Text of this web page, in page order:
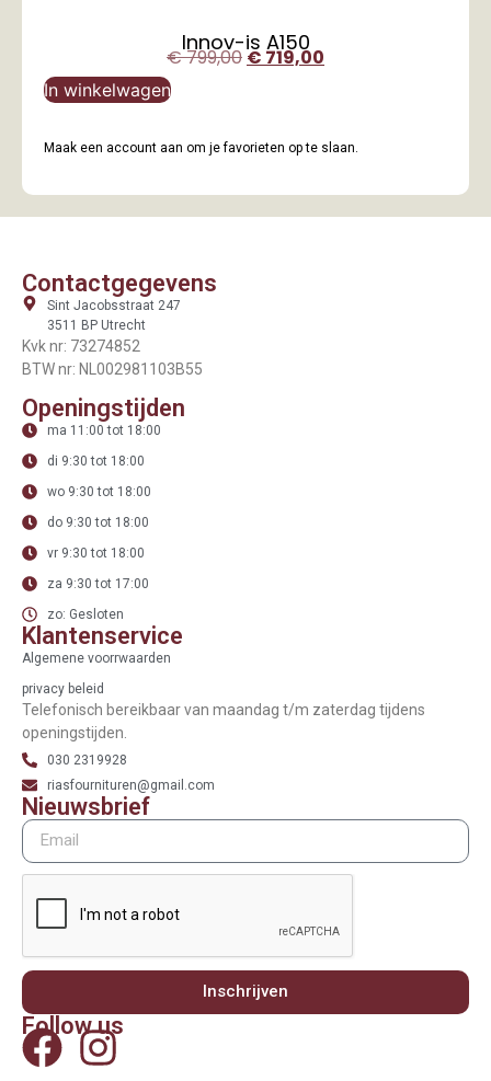
Innov-is A150
€799,00€ 719,00
In winkelwagen
Maak een account aan om je favorieten op te slaan.
Contactgegevens
Sint Jacobsstraat 247
3511 BP Utrecht
Kvk nr: 73274852
BTW nr: NL002981103B55
Openingstijden
ma 11:00 tot 18:00
di 9:30 tot 18:00
wo 9:30 tot 18:00
do 9:30 tot 18:00
vr 9:30 tot 18:00
za 9:30 tot 17:00
zo: Gesloten
Klantenservice
Algemene voorrwaarden
privacy beleid
Telefonisch bereikbaar van maandag t/m zaterdag tijdens
openingstijden.
030 2319928
riasfournituren@gmail.com
Nieuwsbrief
Inschrijven
Follow us